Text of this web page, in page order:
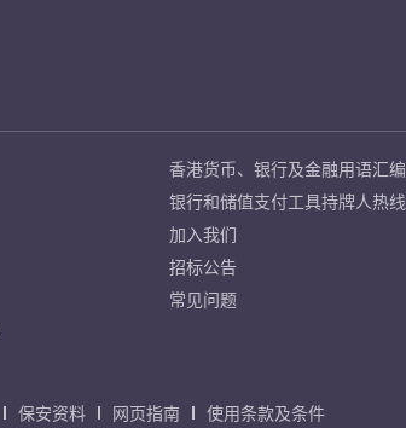
香港货币、银行及金融用语汇编
银行和储值支付工具持牌人热线
加入我们
招标公告
常见问题
保安资料 网页指南 使用条款及条件